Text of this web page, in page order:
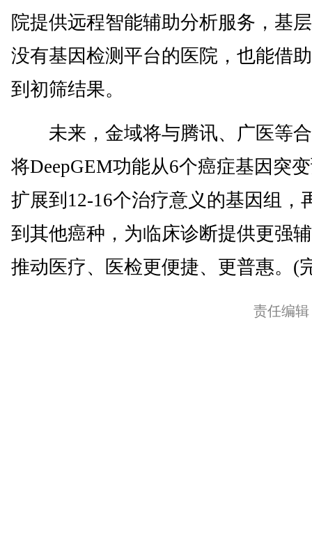
院提供远程智能辅助分析服务，基
没有基因检测平台的医院，也能借
到初筛结果。
未来，金域将与腾讯、广医等
将DeepGEM功能从6个癌症基因突
扩展到12-16个治疗意义的基因组，
到其他癌种，为临床诊断提供更强
推动医疗、医检更便捷、更普惠。(
责任编